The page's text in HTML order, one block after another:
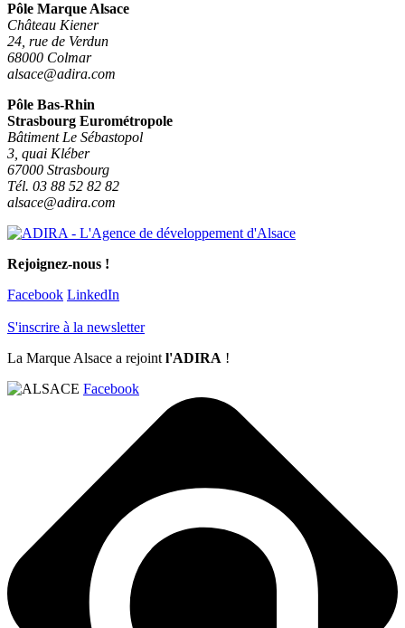
Pôle Marque Alsace
Château Kiener
24, rue de Verdun
68000 Colmar
alsace@adira.com
Pôle Bas-Rhin
Strasbourg Eurométropole
Bâtiment Le Sébastopol
3, quai Kléber
67000 Strasbourg
Tél. 03 88 52 82 82
alsace@adira.com
Rejoignez-nous !
Facebook LinkedIn
S'inscrire à la newsletter
La Marque Alsace a rejoint l'ADIRA !
Facebook